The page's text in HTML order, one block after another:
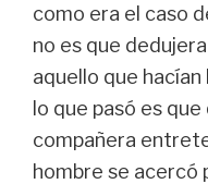
como era el caso
no es que
aquello que
lo que pasó es
compañera
hombre se acercó